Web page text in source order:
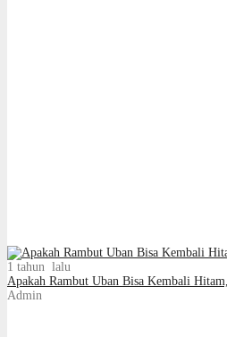
1 tahun lalu
Apakah Rambut Uban Bisa Kembali
Admin